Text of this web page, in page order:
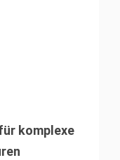
komplexe